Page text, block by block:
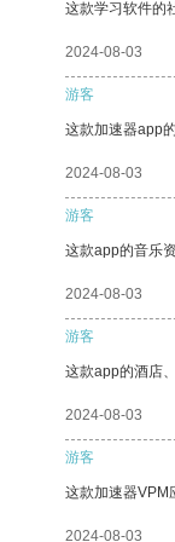
这款学习软件的
2024-08-03
游客
这款加速器app
2024-08-03
游客
这款app的音乐
2024-08-03
游客
这款app的酒店
2024-08-03
游客
这款加速器VPM
2024-08-03